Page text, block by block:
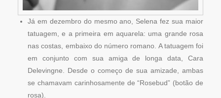
Já em dezembro do mesmo ano, Selena fez sua maior
tatuagem, e a primeira em aquarela: uma grande rosa
nas costas, embaixo do número romano. A tatuagem foi
em conjunto com sua amiga de longa data, Cara
Delevingne. Desde o começo de sua amizade, ambas
se chamavam carinhosamente de “Rosebud” (botão de
rosa).